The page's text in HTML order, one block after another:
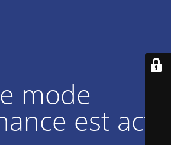
mode
est actif